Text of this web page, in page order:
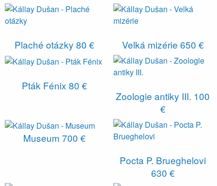
Plaché otázky 80 € Velká mizérie 650 €
Pták Fénix 80 €
Zoologie antiky III. 100
€
Museum 700 €
Pocta P. Brueghelovi
630 €